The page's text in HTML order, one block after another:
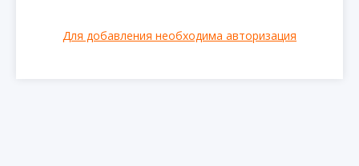
Для добавления необходима авторизация